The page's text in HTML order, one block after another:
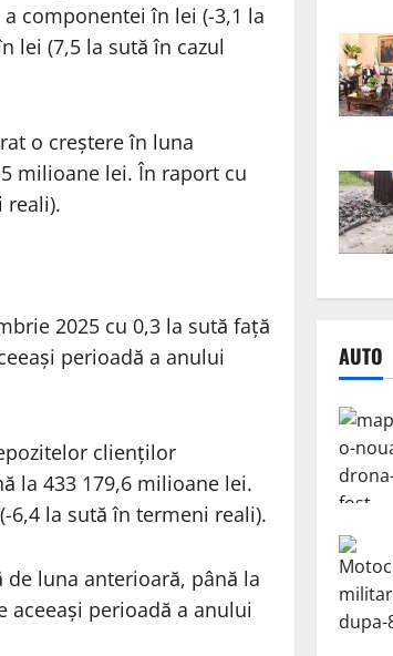
componentei în lei (-3,1 la
lei (7,5 la sută în cazul
o creștere în luna
milioane lei. În raport cu
reali).
2025 cu 0,3 la sută față
perioadă a anului
clienților
la 433 179,6 milioane lei.
6,4 la sută în termeni reali).
luna anterioară, până la
aceeași perioadă a anului
AUTO